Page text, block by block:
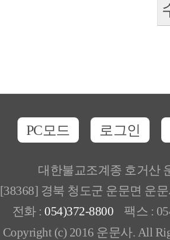
PC모드 로그인
대한불교조계종 호거산
[38368] 경북 청도군 운문면 운
전화 : 054)372-8800 팩스 :
Copyright (c) 2016 운문사. All